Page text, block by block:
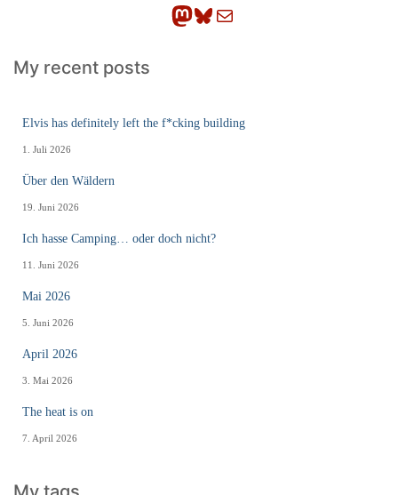
Mastodon Bluesky E-Mail
My recent posts
Elvis has definitely left the f*cking building
1. Juli 2026
Über den Wäldern
19. Juni 2026
Ich hasse Camping… oder doch nicht?
11. Juni 2026
Mai 2026
5. Juni 2026
April 2026
3. Mai 2026
The heat is on
7. April 2026